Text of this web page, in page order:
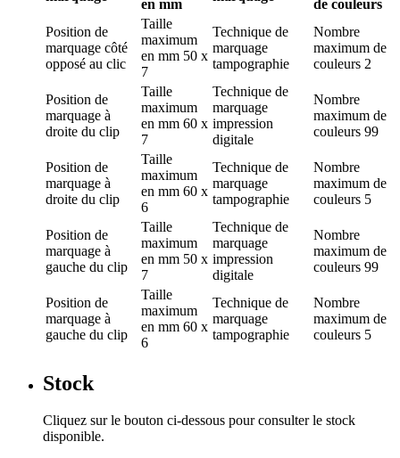
en mm
de couleurs
Position de
marquage côté
opposé au clic
Taille
maximum
en mm 50 x
7
Technique de
marquage
tampographie
Nombre
maximum de
couleurs 2
Position de
marquage à
droite du clip
Taille
maximum
en mm 60 x
7
Technique de
marquage
impression
digitale
Nombre
maximum de
couleurs 99
Position de
marquage à
droite du clip
Taille
maximum
en mm 60 x
6
Technique de
marquage
tampographie
Nombre
maximum de
couleurs 5
Position de
marquage à
gauche du clip
Taille
maximum
en mm 50 x
7
Technique de
marquage
impression
digitale
Nombre
maximum de
couleurs 99
Position de
marquage à
gauche du clip
Taille
maximum
en mm 60 x
6
Technique de
marquage
tampographie
Nombre
maximum de
couleurs 5
Stock
Cliquez sur le bouton ci-dessous pour consulter le stock
disponible.